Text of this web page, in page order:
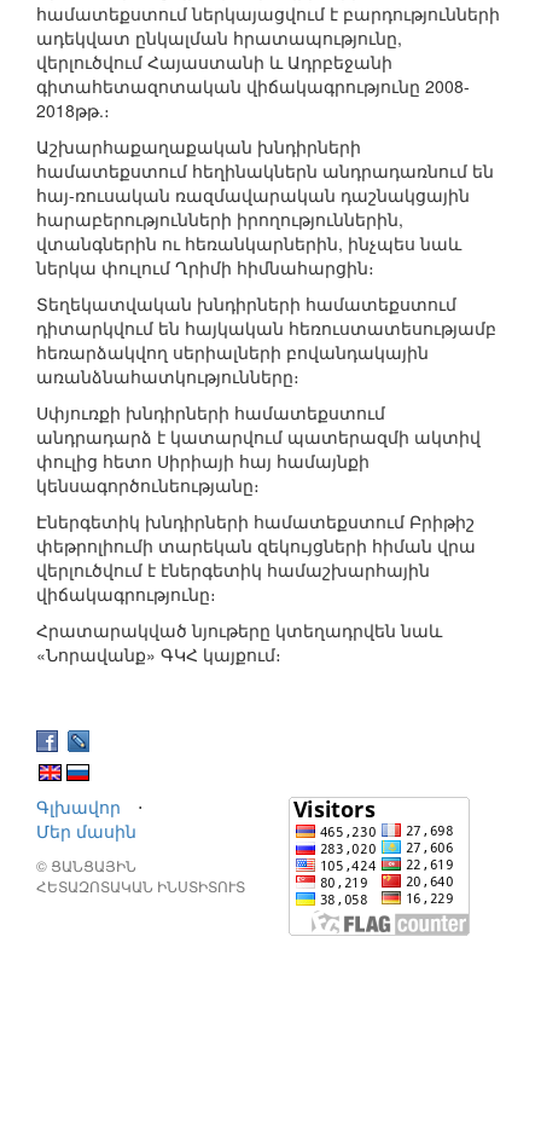
համատեքստում ներկայացվում է բարդությունների
ադեկվատ ընկալման հրատապությունը,
վերլուծվում Հայաստանի և Ադրբեջանի
գիտահետազոտական վիճակագրությունը 2008-
2018թթ.։
Աշխարհաքաղաքական խնդիրների
համատեքստում հեղինակներն անդրադառնում են
հայ-ռուսական ռազմավարական դաշնակցային
հարաբերությունների իրողություններին,
վտանգներին ու հեռանկարներին, ինչպես նաև
ներկա փուլում Ղրիմի հիմնահարցին։
Տեղեկատվական խնդիրների համատեքստում
դիտարկվում են հայկական հեռուստատեսությամբ
հեռարձակվող սերիալների բովանդակային
առանձնահատկությունները։
Սփյուռքի խնդիրների համատեքստում
անդրադարձ է կատարվում պատերազմի ակտիվ
փուլից հետո Սիրիայի հայ համայնքի
կենսագործունեությանը։
Էներգետիկ խնդիրների համատեքստում Բրիթիշ
փեթրոլիումի տարեկան զեկույցների հիման վրա
վերլուծվում է էներգետիկ համաշխարհային
վիճակագրությունը։
Հրատարակված նյութերը կտեղադրվեն նաև
«Նորավանք» ԳԿՀ կայքում։
Գլխավոր
⋅
Մեր մասին
© ՑԱՆՑԱՅԻՆ
ՀԵՏԱԶՈՏԱԿԱՆ ԻՆՍՏԻՏՈՒՏ